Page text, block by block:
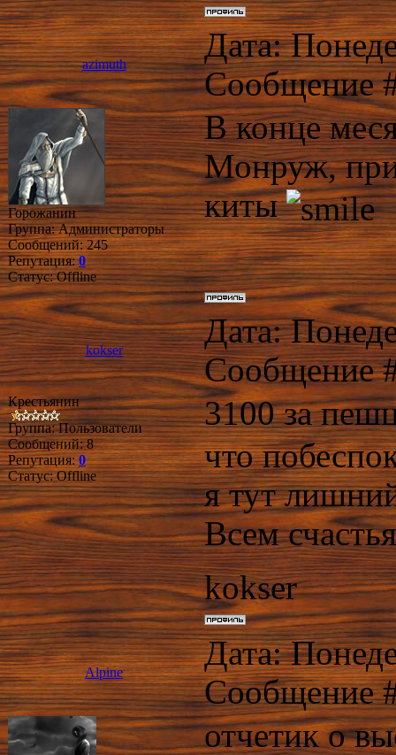
azimuth
Дата:
Сообщение
Горожанин
Группа: Администраторы
Сообщений:245
Репутация:0
Статус:Offline
В конце
Монруж,
киты
kokser
Дата:
Сообщение
Крестьянин
Группа: Пользователи
Сообщений:8
Репутация:0
Статус:Offline
3100 за
что
я тут
Всем
kokser
Alpine
Дата:
Сообщение
отчетик о